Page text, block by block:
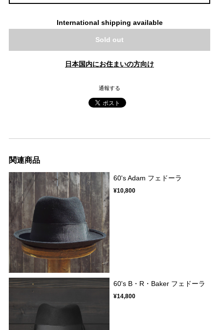
International shipping available
Sold out
日本国内にお住まいの方向け
通報する
関連商品
60's Adam フェドーラ
¥10,800
60's B・R・Baker フェドーラ
¥14,800